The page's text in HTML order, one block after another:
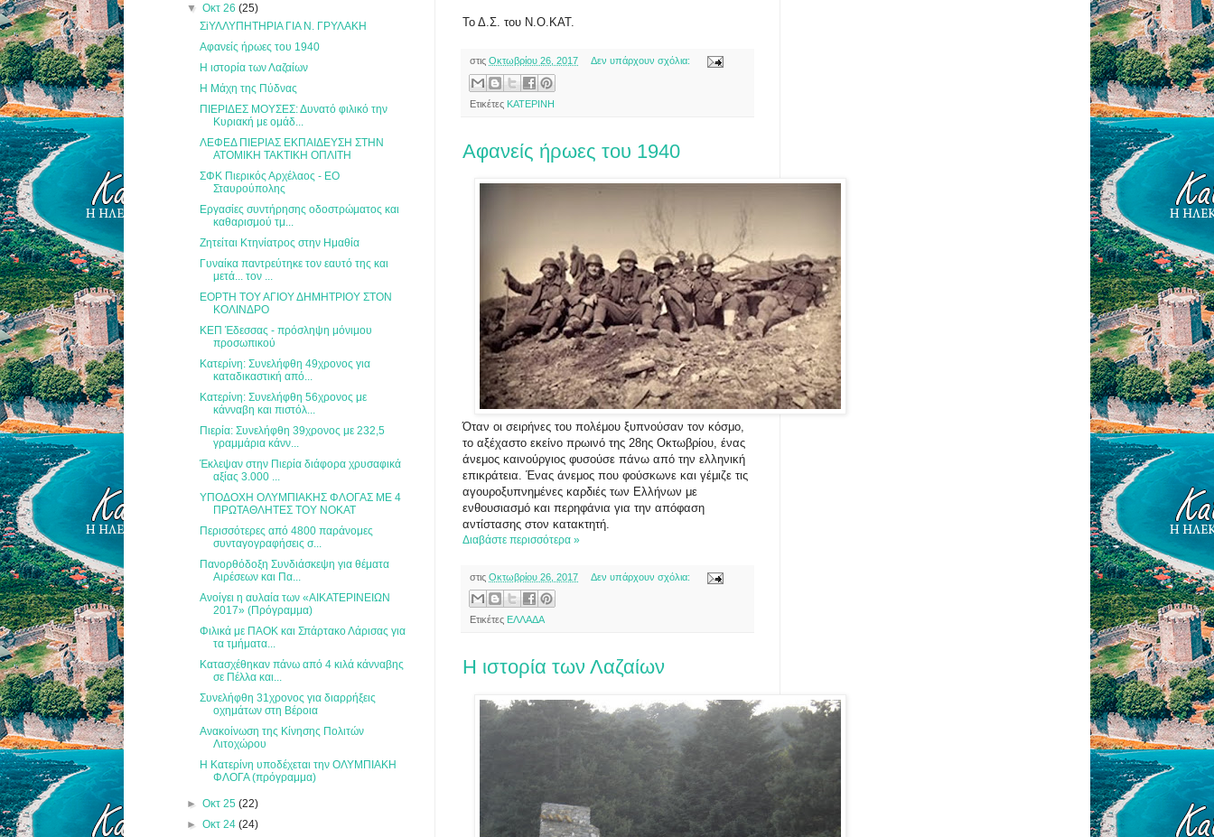
Το Δ.Σ. του Ν.Ο.ΚΑΤ.
στις Οκτωβρίου 26, 2017 Δεν υπάρχουν σχόλια:
Ετικέτες ΚΑΤΕΡΙΝΗ
Αφανείς ήρωες του 1940
Όταν οι σειρήνες του πολέμου ξυπνούσαν τον κόσμο,
το αξέχαστο εκείνο πρωινό της 28ης Οκτωβρίου, ένας
άνεμος καινούργιος φυσούσε πάνω από την ελληνική
επικράτεια. Ένας άνεμος που φούσκωνε και γέμιζε τις
αγουροξυπνημένες καρδιές των Ελλήνων με
ενθουσιασμό και περηφάνια για την απόφαση
αντίστασης στον κατακτητή.
Διαβάστε περισσότερα »
στις Οκτωβρίου 26, 2017 Δεν υπάρχουν σχόλια:
Ετικέτες ΕΛΛΑΔΑ
Η ιστορία των Λαζαίων
▼ Οκτ 26 (25)
ΣiΥΛΛΥΠΗΤΗΡΙΑ ΓΙΑ Ν. ΓΡΥΛΑΚΗ
Αφανείς ήρωες του 1940
Η ιστορία των Λαζαίων
Η Μάχη της Πύδνας
ΠΙΕΡΙΔΕΣ ΜΟΥΣΕΣ: Δυνατό φιλικό την
Κυριακή με ομάδ...
ΛΕΦΕΔ ΠΙΕΡΙΑΣ ΕΚΠΑΙΔΕΥΣΗ ΣΤΗΝ
ΑΤΟΜΙΚΗ ΤΑΚΤΙΚΗ ΟΠΛΙΤΗ
ΣΦΚ Πιερικός Αρχέλαος - ΕΟ
Σταυρούπολης
Εργασίες συντήρησης οδοστρώματος και
καθαρισμού τμ...
Ζητείται Κτηνίατρος στην Ημαθία
Γυναίκα παντρεύτηκε τον εαυτό της και
μετά... τον ...
ΕΟΡΤΗ ΤΟΥ ΑΓΙΟΥ ΔΗΜΗΤΡΙΟΥ ΣΤΟΝ
ΚΟΛΙΝΔΡΟ
ΚΕΠ Έδεσσας - πρόσληψη μόνιμου
προσωπικού
Κατερίνη: Συνελήφθη 49χρονος για
καταδικαστική από...
Κατερίνη: Συνελήφθη 56χρονος με
κάνναβη και πιστόλ...
Πιερία: Συνελήφθη 39χρονος με 232,5
γραμμάρια κάνν...
Έκλεψαν στην Πιερία διάφορα χρυσαφικά
αξίας 3.000 ...
ΥΠΟΔΟΧΗ ΟΛΥΜΠΙΑΚΗΣ ΦΛΟΓΑΣ ΜΕ 4
ΠΡΩΤΑΘΛΗΤΕΣ ΤΟΥ ΝΟΚΑΤ
Περισσότερες από 4800 παράνομες
συνταγογραφήσεις σ...
Πανορθόδοξη Συνδιάσκεψη για θέματα
Αιρέσεων και Πα...
Ανοίγει η αυλαία των «ΑΙΚΑΤΕΡΙΝΕΙΩΝ
2017» (Πρόγραμμα)
Φιλικά με ΠΑΟΚ και Σπάρτακο Λάρισας για
τα τμήματα...
Κατασχέθηκαν πάνω από 4 κιλά κάνναβης
σε Πέλλα και...
Συνελήφθη 31χρονος για διαρρήξεις
οχημάτων στη Βέροια
Ανακοίνωση της Κίνησης Πολιτών
Λιτοχώρου
Η Κατερίνη υποδέχεται την ΟΛΥΜΠΙΑΚΗ
ΦΛΟΓΑ (πρόγραμμα)
► Οκτ 25 (22)
► Οκτ 24 (24)